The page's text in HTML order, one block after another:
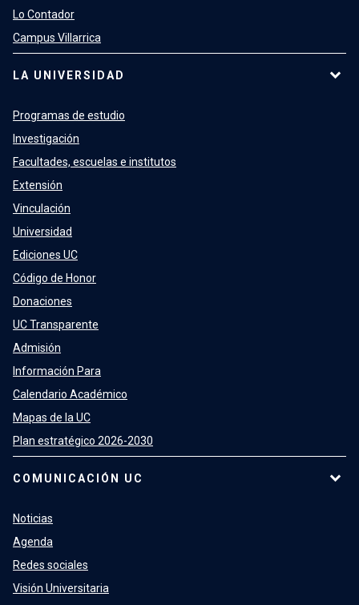
Lo Contador
Campus Villarrica
LA UNIVERSIDAD
Programas de estudio
Investigación
Facultades, escuelas e institutos
Extensión
Vinculación
Universidad
Ediciones UC
Código de Honor
Donaciones
UC Transparente
Admisión
Información Para
Calendario Académico
Mapas de la UC
Plan estratégico 2026-2030
COMUNICACIÓN UC
Noticias
Agenda
Redes sociales
Visión Universitaria